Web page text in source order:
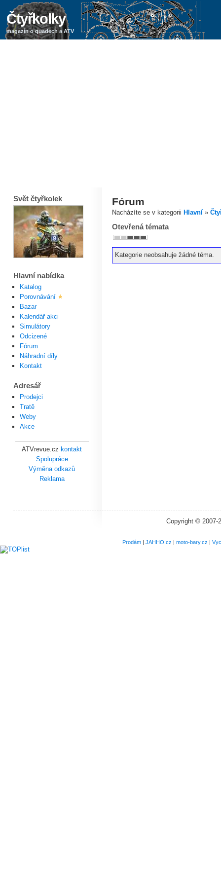
Čtyřkolky
magazín o quadech a ATV
Fórum
Nacházíte se v kategorii Hlavní»
Otevřená témata
Kategorie neobsahuje žádné téma.
Svět čtyřkolek
Hlavní nabídka
Katalog
Porovnávání
Bazar
Kalendář akci
Simulátory
Odcizené
Fórum
Náhradní díly
Kontakt
Adresář
Prodejci
Tratě
Weby
Akce
ATVrevue.cz kontakt
Spolupráce
Výměna odkazů
Reklama
Copyright © 2007-
Prodám| JAHHO.cz | moto-bary.cz |